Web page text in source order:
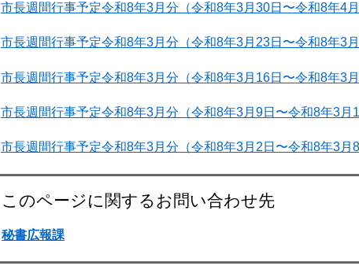
市長週間行事予定令和8年3月分（令和8年3月30日〜令和8年4
市長週間行事予定令和8年3月分（令和8年3月23日〜令和8年3
市長週間行事予定令和8年3月分（令和8年3月16日〜令和8年3
市長週間行事予定令和8年3月分（令和8年3月9日〜令和8年3月
市長週間行事予定令和8年3月分（令和8年3月2日〜令和8年3月
このページに関するお問い合わせ先
秘書広報課